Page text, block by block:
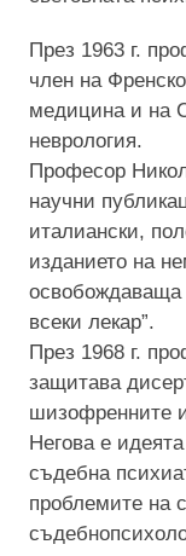
През 1963 г.
член на
медицина и на
неврология.
Професор
научни
италиански,
изданието на
освобождаваща
всеки лекар”.
През 1968 г.
защитава
шизофренните
Негова е
съдебна
проблемите на